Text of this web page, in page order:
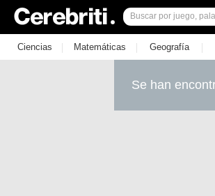
Ciencias | Matemáticas | Geografía |
Se han